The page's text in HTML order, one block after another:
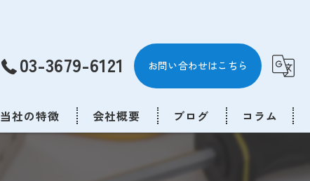
03-3679-6121 お問い合わせはこちら
当社の特徴 会社概要 ブログ コラム